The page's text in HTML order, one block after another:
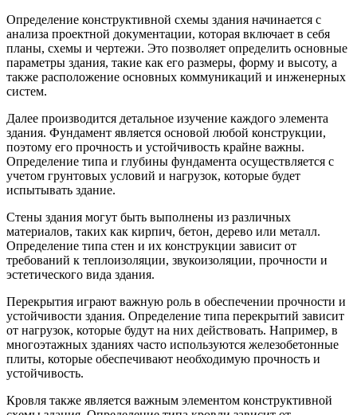
Определение конструктивной схемы здания начинается с
анализа проектной документации, которая включает в себя
планы, схемы и чертежи. Это позволяет определить основные
параметры здания, такие как его размеры, форму и высоту, а
также расположение основных коммуникаций и инженерных
систем.
Далее производится детальное изучение каждого элемента
здания. Фундамент является основой любой конструкции,
поэтому его прочность и устойчивость крайне важны.
Определение типа и глубины фундамента осуществляется с
учетом грунтовых условий и нагрузок, которые будет
испытывать здание.
Стены здания могут быть выполнены из различных
материалов, таких как кирпич, бетон, дерево или металл.
Определение типа стен и их конструкции зависит от
требований к теплоизоляции, звукоизоляции, прочности и
эстетического вида здания.
Перекрытия играют важную роль в обеспечении прочности и
устойчивости здания. Определение типа перекрытий зависит
от нагрузок, которые будут на них действовать. Например, в
многоэтажных зданиях часто используются железобетонные
плиты, которые обеспечивают необходимую прочность и
устойчивость.
Кровля также является важным элементом конструктивной